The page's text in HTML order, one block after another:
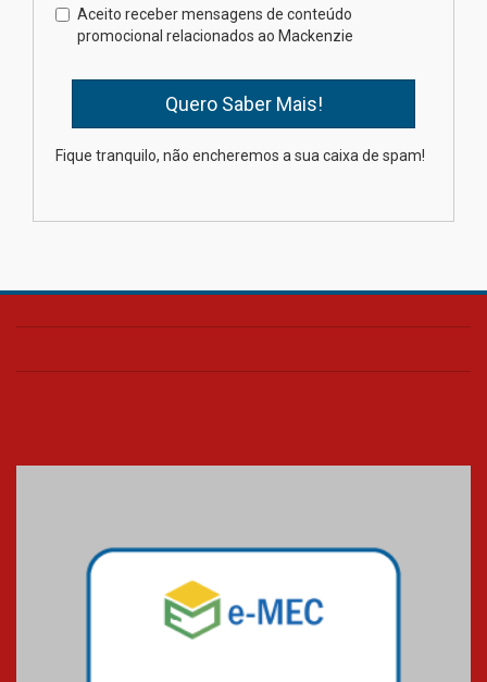
internacionais
03.08.2026
Oncologista do HUEM ressalta
importância da prevenção e
diagnóstico precoce do câncer
de pulmão
Aceito receber mensagens de conteúdo
promocional relacionados ao Mackenzie
Fique tranquilo, não encheremos a sua caixa de spam!